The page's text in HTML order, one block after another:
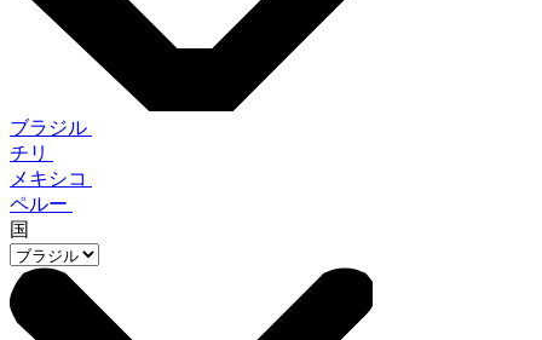
ブラジル
チリ
メキシコ
ペルー
国